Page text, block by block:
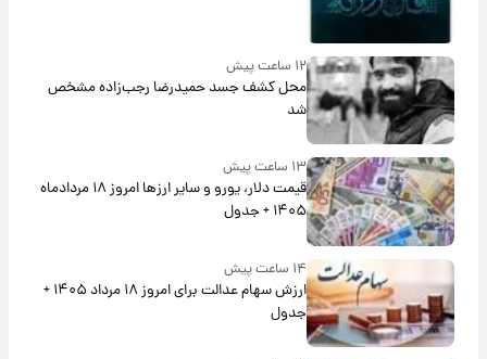
۱۲ ساعت پیش
محل کشف جسد حمیدرضا رجب‌زاده مشخص
شد
۱۳ ساعت پیش
قیمت دلار، یورو و سایر ارزها امروز ۱۸ مردادماه
۱۴۰۵ + جدول
۱۴ ساعت پیش
ارزش سهام عدالت برای امروز ۱۸ مرداد ۱۴۰۵ +
جدول